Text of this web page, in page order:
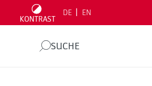
KONTRAST
DE EN
SUCHE